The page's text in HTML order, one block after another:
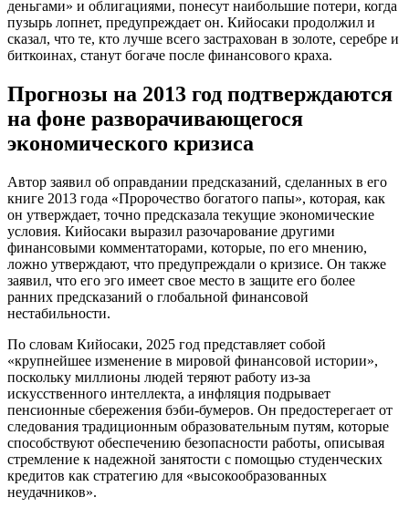
деньгами» и облигациями, понесут наибольшие потери, когда
пузырь лопнет, предупреждает он. Кийосаки продолжил и
сказал, что те, кто лучше всего застрахован в золоте, серебре и
биткоинах, станут богаче после финансового краха.
Прогнозы на 2013 год подтверждаются
на фоне разворачивающегося
экономического кризиса
Автор заявил об оправдании предсказаний, сделанных в его
книге 2013 года «Пророчество богатого папы», которая, как
он утверждает, точно предсказала текущие экономические
условия. Кийосаки выразил разочарование другими
финансовыми комментаторами, которые, по его мнению,
ложно утверждают, что предупреждали о кризисе. Он также
заявил, что его эго имеет свое место в защите его более
ранних предсказаний о глобальной финансовой
нестабильности.
По словам Кийосаки, 2025 год представляет собой
«крупнейшее изменение в мировой финансовой истории»,
поскольку миллионы людей теряют работу из-за
искусственного интеллекта, а инфляция подрывает
пенсионные сбережения бэби-бумеров. Он предостерегает от
следования традиционным образовательным путям, которые
способствуют обеспечению безопасности работы, описывая
стремление к надежной занятости с помощью студенческих
кредитов как стратегию для «высокообразованных
неудачников».